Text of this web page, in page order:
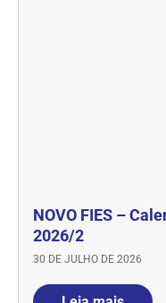
NOVO FIES –
2026/2
30 DE JULHO DE 2026